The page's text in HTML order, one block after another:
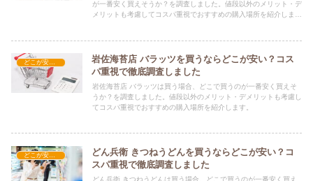
が一番安く買えそうか？を調査しました。値段以外のメリット・デ
メリットも考慮してコスパ重視でおすすめの購入場所を紹介しま
どこが安い？-食品・食材
岩佐海苔店 バラッツを買うならどこが安い？コス
パ重視で徹底調査しました
岩佐海苔店 バラッツは買う場合、どこで買うのが一番安く買えそ
うか？を調査しました。値段以外のメリット・デメリットも考慮し
てコスパ重視でおすすめの購入場所を紹介します。
どこが安い？-食品・食材
どん兵衛 きつねうどんを買うならどこが安い？コ
スパ重視で徹底調査しました
どん兵衛 きつねうどんは買う場合、どこで買うのが一番安く買え